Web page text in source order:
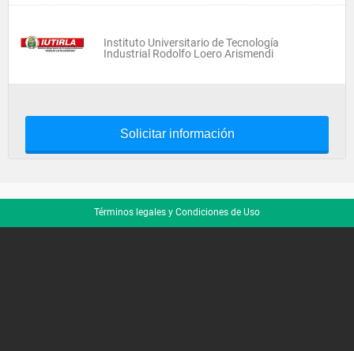
Instituto Universitario de Tecnología
Industrial Rodolfo Loero Arismendi
Solicitar información
Términos legales y Condiciones de Uso